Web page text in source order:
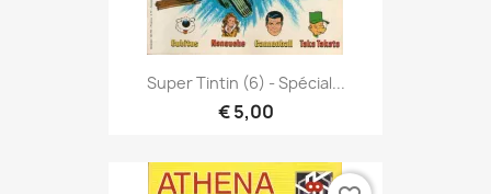
Super Tintin (6) - Spécial...
€ 5,00